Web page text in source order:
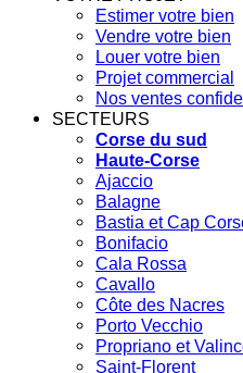
Estimer votre bien
Vendre votre bien
Louer votre bien
Projet commercial
Nos ventes
SECTEURS
Corse du sud
Haute-Corse
Ajaccio
Balagne
Bastia et Cap
Bonifacio
Cala Rossa
Cavallo
Côte des Nacres
Porto Vecchio
Propriano et
Saint-Florent